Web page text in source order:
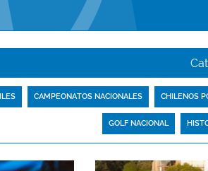
CAMPEONATOS NACIONALES CHILENOS
GOLF NACIONAL